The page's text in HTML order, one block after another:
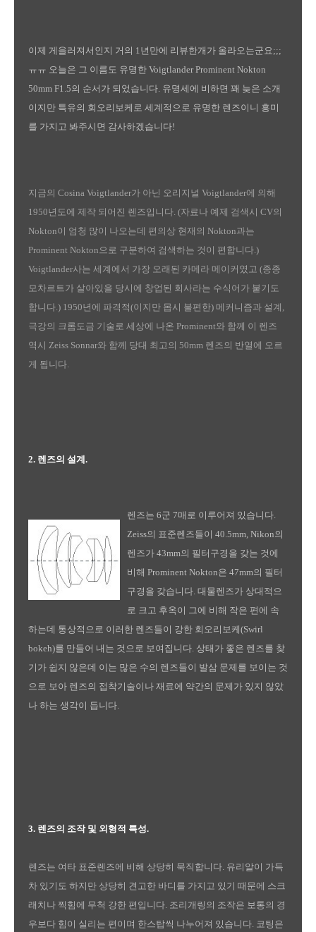
이제 게을러져서인지 거의 1년만에 리뷰한개가 올라오는군요;;;
ㅠㅠ 오늘은 그 이름도 유명한 Voigtlander Prominent Nokton
50mm F1.5의 순서가 되었습니다. 유명세에 비하면 꽤 늦은 소개
이지만 특유의 회오리보케로 세계적으로 유명한 렌즈이니 흥미
를 가지고 봐주시면 감사하겠습니다!
지금의 Cosina Voigtlander가 아닌 오리지널 Voigtlander에 의해
1950년도에 제작 되어진 렌즈입니다. (자료나 예제 검색시 CV의
Nokton이 엄청 많이 나오는데 편의상 현재의 Nokton과는
Prominent Nokton으로 구분하여 검색하는 것이 편합니다.)
Voigtlander사는 세계에서 가장 오래된 카메라 메이커였고 (종종
모차르트가 살아있을 당시에 창업된 회사라는 수식어가 붙기도
합니다.) 1950년에 파격적(이지만 몹시 불편한) 메커니즘과 설계,
극강의 크롬도금 기술로 세상에 나온 Prominent와 함께 이 렌즈
역시 Zeiss Sonnar와 함께 당대 최고의 50mm 렌즈의 반열에 오르
게 됩니다.
2. 렌즈의 설계.
렌즈는 6군 7매로 이루어져 있습니다.
Zeiss의 표준렌즈들이 40.5mm, Nikon의
렌즈가 43mm의 필터구경을 갖는 것에
비해 Prominent Nokton은 47mm의 필터
구경을 갖습니다. 대물렌즈가 상대적으
로 크고 후옥이 그에 비해 작은 편에 속
하는데 통상적으로 이러한 렌즈들이 강한 회오리보케(Swirl
bokeh)를 만들어 내는 것으로 보여집니다. 상태가 좋은 렌즈를 찾
기가 쉽지 않은데 이는 많은 수의 렌즈들이 발삼 문제를 보이는 것
으로 보아 렌즈의 접착기술이나 재료에 약간의 문제가 있지 않았
나 하는 생각이 듭니다.
3. 렌즈의 조작 및 외형적 특성.
렌즈는 여타 표준렌즈에 비해 상당히 묵직합니다. 유리알이 가득
차 있기도 하지만 상당히 견고한 바디를 가지고 있기 때문에 스크
래치나 찍힘에 무척 강한 편입니다. 조리개링의 조작은 보통의 경
우보다 힘이 실리는 편이며 한스탑씩 나누어져 있습니다. 코팅은